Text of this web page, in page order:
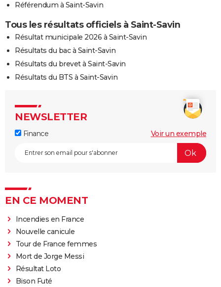
Référendum à Saint-Savin
Tous les résultats officiels à Saint-Savin
Résultat municipale 2026 à Saint-Savin
Résultats du bac à Saint-Savin
Résultats du brevet à Saint-Savin
Résultats du BTS à Saint-Savin
NEWSLETTER
Finance Voir un exemple
EN CE MOMENT
Incendies en France
Nouvelle canicule
Tour de France femmes
Mort de Jorge Messi
Résultat Loto
Bison Futé